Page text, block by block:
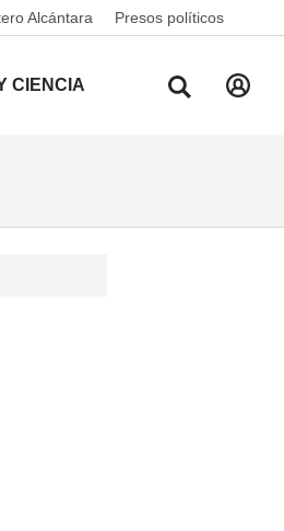
Alcántara Presos políticos
CIENCIA